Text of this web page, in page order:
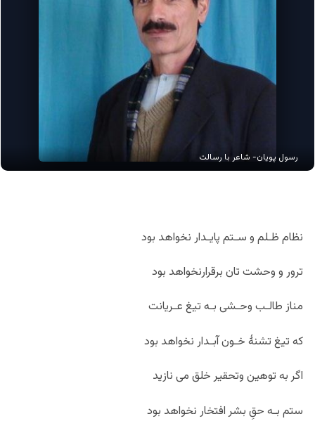
رسول پویان- شاعر با رسالت
نظام ظـلم و سـتم پایـدار نخواهد بود
ترور و وحشت تان برقرارنخواهد بود
مناز طالـب وحـشی بـه تیغ عـریانت
که تیغ تشنۀ خـون آبـدار نخواهد بود
اگر به توهین وتحقیر خلق می نازید
ستم بـه حقِ بشر افتخار نخواهد بود